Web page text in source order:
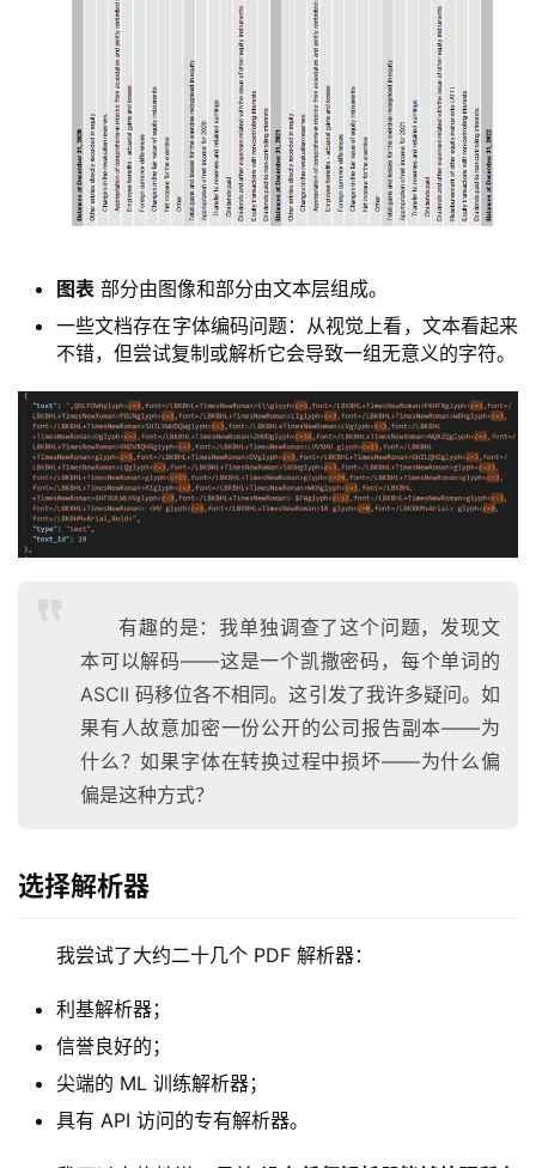
图表 部分由图像和部分由文本层组成。
一些文档存在字体编码问题：从视觉上看，文本看起来
不错，但尝试复制或解析它会导致一组无意义的字符。
有趣的是：我单独调查了这个问题，发现文
本可以解码——这是一个凯撒密码，每个单词的
ASCII 码移位各不相同。这引发了我许多疑问。如
果有人故意加密一份公开的公司报告副本——为
什么？如果字体在转换过程中损坏——为什么偏
偏是这种方式？
选择解析器
我尝试了大约二十几个 PDF 解析器：
利基解析器；
信誉良好的；
尖端的 ML 训练解析器；
具有 API 访问的专有解析器。